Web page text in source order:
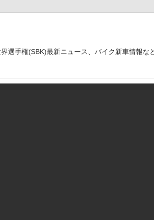
手権(SBK)最新ニュース、バイク新車情報な